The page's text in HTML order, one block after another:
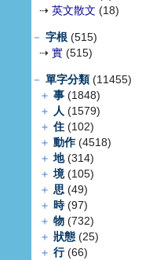
⇢ 英文散文 (18)
－ 字根 (515)
⇢ 實 (515)
－ 單字分類(11455)
＋ 事 (1848)
＋ 人 (1579)
＋ 住 (102)
＋ 動作(4518)
＋ 地(314)
＋ 境(105)
＋ 思 (49)
＋ 時(97)
＋ 物 (732)
＋ 狀態 (25)
＋ 行(66)